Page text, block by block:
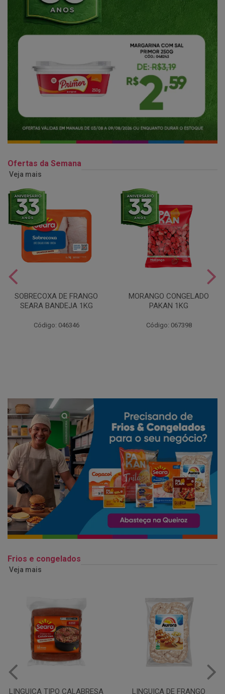
Ofertas da Semana
Veja mais
SOBRECOXA DE FRANGO
SEARA BANDEJA 1KG
Código: 046346
MORANGO CONGELADO
PAKAN 1KG
Código: 067398
Frios e congelados
Veja mais
LINGUIÇA DE FRANGO QUEIJO MUSSARELA